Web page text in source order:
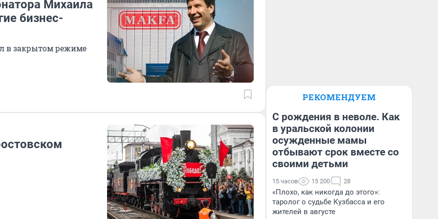
Михаила
бизнес-
в закрытом режиме
РЕКОМЕНДУЕМ
С рождения в неволе. Как
в уральской колонии
осужденные мамы
отбывают срок вместе со
своими детьми
15 часов 15 200 28
«Плохо, как никогда до этого»:
таролог о судьбе Кузбасса и его
жителей в августе